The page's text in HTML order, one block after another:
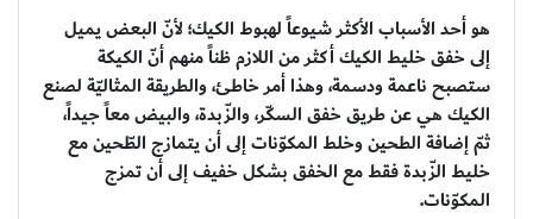
هو أحد الأسباب الأكثر شيوعاً لهبوط الكيك؛ لأنّ البعض يميل
إلى خفق خليط الكيك أكثر من اللازم ظناً منهم أنّ الكيكة
ستصبح ناعمة ودسمة، وهذا أمر خاطئ، والطريقة المثاليّة لصنع
الكيك هي عن طريق خفق السكّر، والزّبدة، والبيض معاً جيداً،
ثمّ إضافة الطحين وخلط المكوّنات إلى أن يتمازج الطّحين مع
خليط الزّبدة فقط مع الخفق بشكل خفيف إلى أن تمزج
المكوّنات.